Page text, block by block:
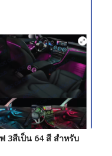
3สีเป็น 64 สี สำหรับ